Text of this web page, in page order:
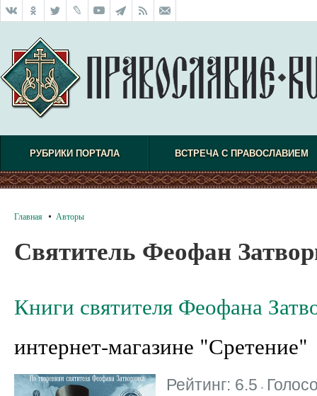
РУБРИКИ ПОРТАЛА ВСТРЕЧА С ПРАВОСЛАВИЕМ
Главная Авторы
Святитель Феофан
Книги святителя Феофана
интернет-магазине "Сретение"
Рейтинг: 6.5